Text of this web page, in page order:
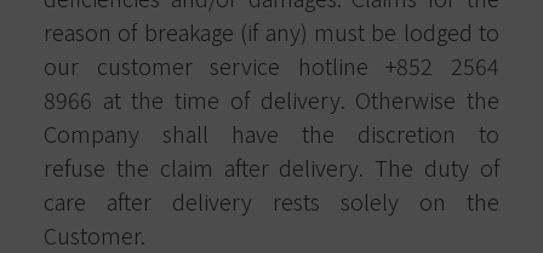
reason of breakage (if any) must be lodged to
our customer service hotline +852 2564
8966 at the time of delivery. Otherwise the
Company shall have the discretion to
refuse the claim after delivery. The duty of
care after delivery rests solely on the
Customer.